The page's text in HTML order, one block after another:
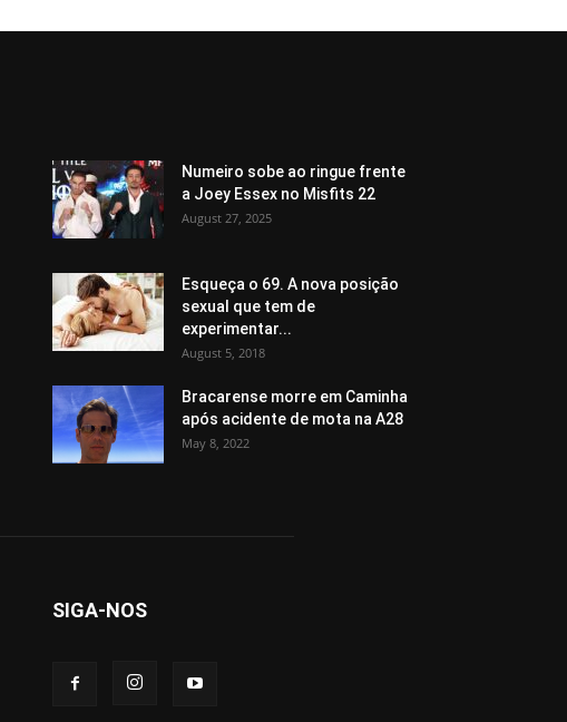
Numeiro sobe ao ringue frente
a Joey Essex no Misfits 22
August 27, 2025
Esqueça o 69. A nova posição
sexual que tem de
experimentar...
August 5, 2018
Bracarense morre em Caminha
após acidente de mota na A28
May 8, 2022
SIGA-NOS